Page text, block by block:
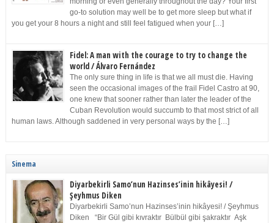
go-to solution may well be to get more sleep but what if
you get your 8 hours a night and still feel fatigued when your […]
Fidel: A man with the courage to try to change the
world / Álvaro Fernández
The only sure thing in life is that we all must die. Having
seen the occasional images of the frail Fidel Castro at 90,
one knew that sooner rather than later the leader of the
Cuban Revolution would succumb to that most strict of all
human laws. Although saddened in very personal ways by the […]
Sinema
Diyarbekirli Samo’nun Hazinses’inin hikâyesi! /
Şeyhmus Diken
Diyarbekirli Samo’nun Hazinses’inin hikâyesi! / Şeyhmus
Diken “Bir Gül gibi kıvraktır Bülbül gibi şakraktır Aşk